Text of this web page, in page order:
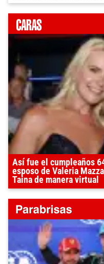
Así fue el cumpleaños
esposo de Valeria
Taina de manera virtual